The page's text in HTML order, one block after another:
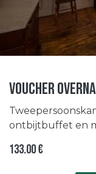
Voucher
ontbijtbuffet en
133.00€